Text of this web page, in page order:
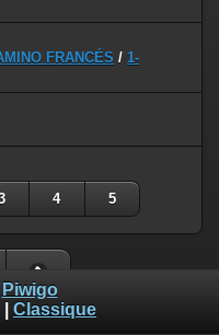
FRANCÉS / 1-
4 5
Piwigo
Classique